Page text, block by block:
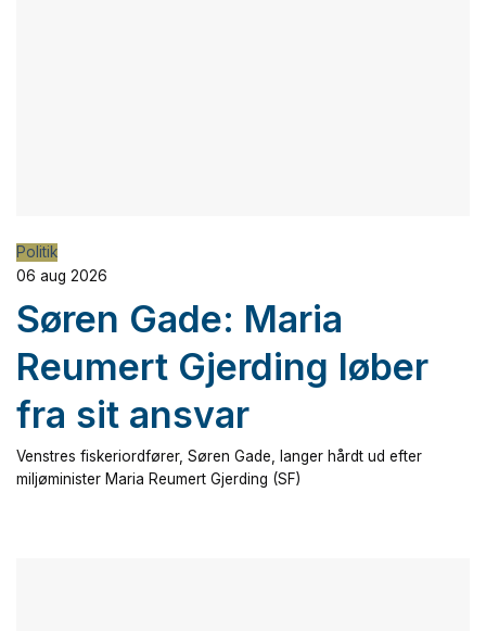
Politik
06 aug 2026
Søren Gade: Maria
Reumert Gjerding løber
fra sit ansvar
Venstres fiskeriordfører, Søren Gade, langer hårdt ud efter
miljøminister Maria Reumert Gjerding (SF)